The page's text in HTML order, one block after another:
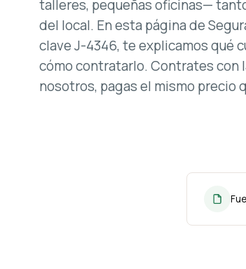
talleres, pequeñas oficinas—
del local. En esta página de
clave J-4346, te explicamos qué
cómo contratarlo. Contrates con
nosotros, pagas el mismo precio